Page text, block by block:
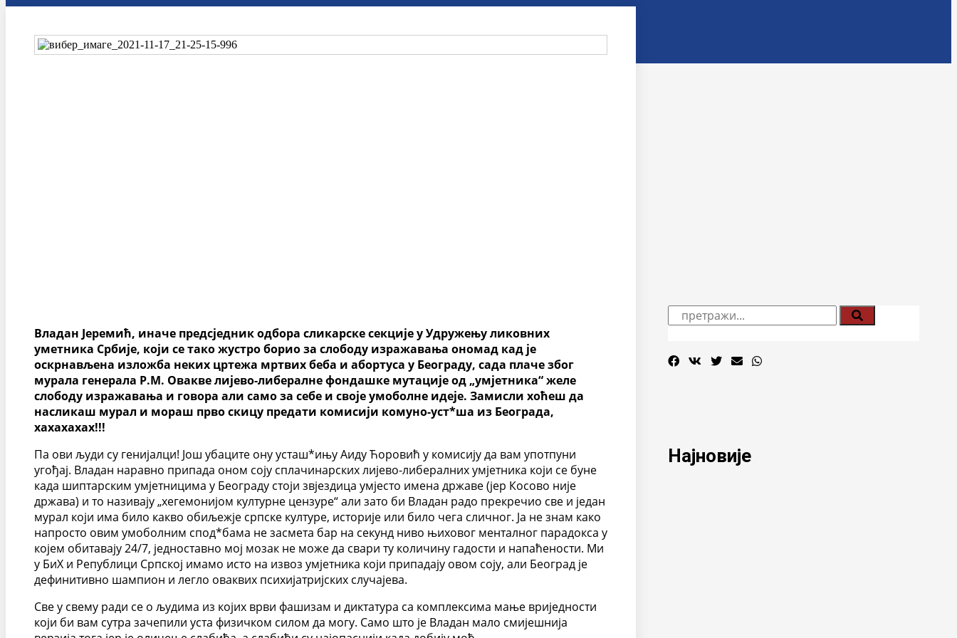
Владан Јеремић, иначе предсједник одбора сликарске секције у Удружењу ликовних
уметника Србије, који се тако жустро борио за слободу изражавања ономад кад је
оскрнављена изложба неких цртежа мртвих беба и абортуса у Београду, сада плаче због
мурала генерала Р.М. Овакве лијево-либералне фондашке мутације од „умјетника“ желе
слободу изражавања и говора али само за себе и своје умоболне идеје. Замисли хоћеш да
насликаш мурал и мораш прво скицу предати комисији комуно-уст*ша из Београда,
хахахахах!!!
Па ови људи су генијалци! Још убаците ону усташ*ињу Аиду Ћоровић у комисију да вам употпуни
угођај. Владан наравно припада оном соју сплачинарских лијево-либералних умјетника који се буне
када шиптарским умјетницима у Београду стоји звјездица умјесто имена државе (јер Косово није
држава) и то називају „хегемонијом културне цензуре“ али зато би Владан радо прекречио све и један
мурал који има било какво обиљежје српске културе, историје или било чега сличног. Ја не знам како
напросто овим умоболним спод*бама не засмета бар на секунд ниво њиховог менталног парадокса у
којем обитавају 24/7, једноставно мој мозак не може да свари ту количину гадости и напаћености. Ми
у БиХ и Републици Српској имамо исто на извоз умјетника који припадају овом соју, али Београд је
дефинитивно шампион и легло оваквих психијатријских случајева.
Све у свему ради се о људима из којих врви фашизам и диктатура са комплексима мање вриједности
који би вам сутра зачепили уста физичком силом да могу. Само што је Владан мало смијешнија
Најновије